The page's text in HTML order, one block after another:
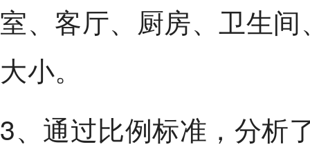
室、客厅、厨房、卫生
大小。
3、通过比例标准，分析